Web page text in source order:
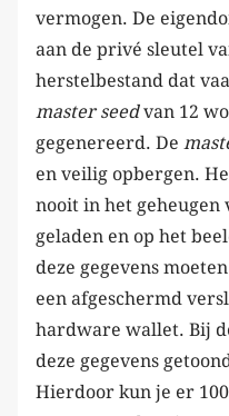
vermogen. De
aan de privé sleutel
herstelbestand dat
master seedvan 12
gegenereerd. De
en veilig opbergen.
nooit in het
geladen en op het
deze gegevens
een afgeschermd
hardware wallet. Bij
deze gegevens
Hierdoor kun je er